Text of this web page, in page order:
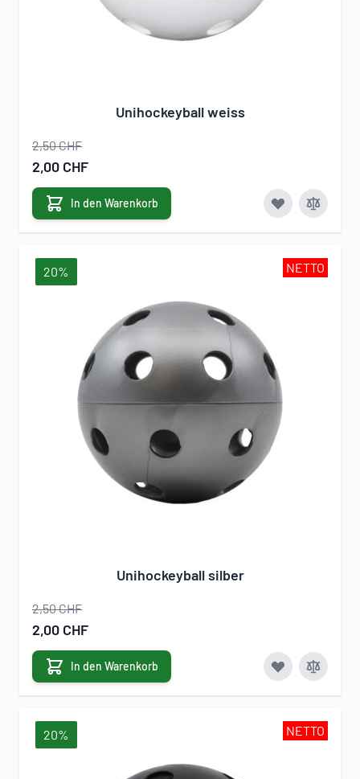
Unihockeyball weiss
2,50 CHF
Sonderangebot
2,00 CHF
In den Warenkorb
NETTO
20%
Unihockeyball silber
2,50 CHF
Sonderangebot
2,00 CHF
In den Warenkorb
NETTO
20%